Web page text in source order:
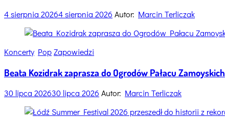
4 sierpnia 20264 sierpnia 2026 Autor: Marcin Terliczak
Categories
Koncerty PopZapowiedzi
Beata Kozidrak zaprasza do Ogrodów Pałacu Zamoyskich
30 lipca 202630 lipca 2026 Autor: Marcin Terliczak